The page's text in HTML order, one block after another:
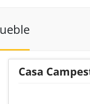
Casa